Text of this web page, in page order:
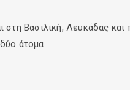
Βασιλική, Λευκάδας
άτομα.